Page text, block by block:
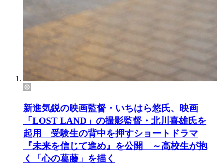
新進気鋭の映画監督・いちはら悠氏、映画
「LOST LAND」の撮影監督・北川喜雄氏を
起用 受験生の背中を押すショートドラマ
『未来を信じて進め』を公開 ～高校生が抱
く「心の葛藤」を描く